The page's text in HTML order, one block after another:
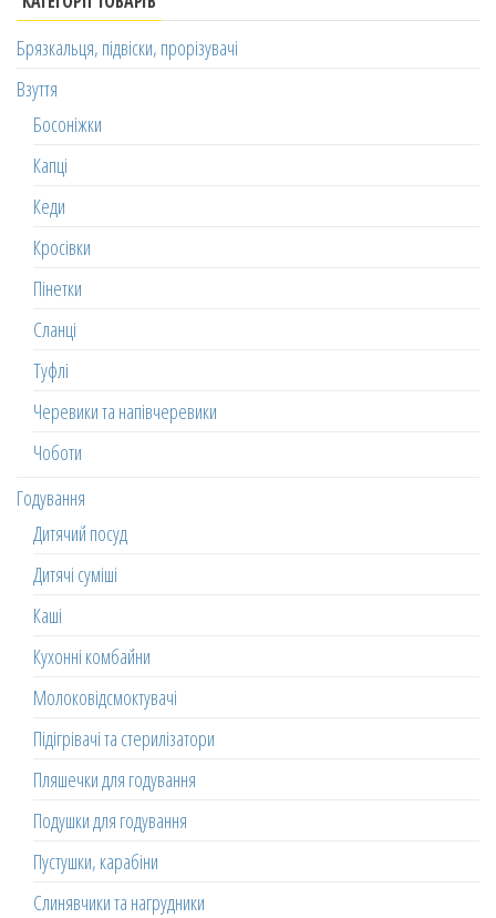
Брязкальця, підвіски, прорізувачі
Взуття
Босоніжки
Капці
Кеди
Кросівки
Пінетки
Сланці
Туфлі
Черевики та напівчеревики
Чоботи
Годування
Дитячий посуд
Дитячі суміші
Каші
Кухонні комбайни
Молоковідсмоктувачі
Підігрівачі та стерилізатори
Пляшечки для годування
Подушки для годування
Пустушки, карабіни
Слинявчики та нагрудники